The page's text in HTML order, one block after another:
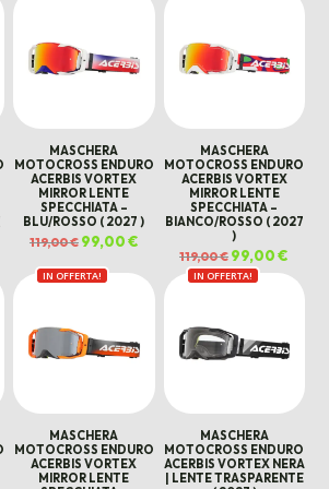
€ 99,00
€.
MASCHERA
MOTOCROSS ENDURO
ACERBIS VORTEX
MIRROR LENTE
SPECCHIATA –
BLU/ROSSO ( 2027 )
119,00€ Il
prezzo
era:
119,00 €.
99,00€Il
prezzo
attuale
è:
99,00 €.
MASCHERA
MOTOCROSS ENDURO
ACERBIS VORTEX
MIRROR LENTE
SPECCHIATA –
BIANCO/ROSSO ( 2027
)
119,00€ Il
prezzo
originale
era:
99,00€
è:
99,00
IN OFFERTA!
MASCHERA
MOTOCROSS ENDURO
ACERBIS VORTEX
MIRROR LENTE
IN OFFERTA!
MASCHERA
MOTOCROSS ENDURO
ACERBIS VORTEX NERA
| LENTE TRASPARENTE